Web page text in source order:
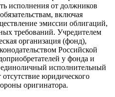
исполнения от должников
включая
эмиссии облигаций,
требований. Учредителем
организация (фонд),
Российской
у фонда и
исполнительный
юридического
оригинатора.